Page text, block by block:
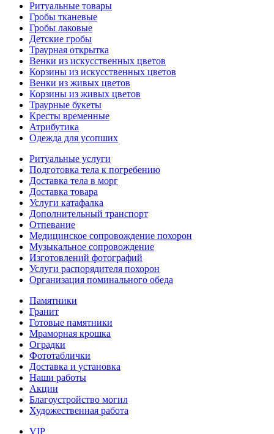
Ритуальные товары
Гробы тканевые
Гробы лаковые
Детские гробы
Траурная открытка
Венки из искусственных цветов
Корзины из искусственных цветов
Венки из живых цветов
Корзины из живых цветов
Траурные букеты
Кресты временные
Атрибутика
Одежда для усопших
Ритуальные услуги
Подготовка тела к погребению
Доставка тела в морг
Доставка товара
Услуги катафалка
Дополнительный транспорт
Отпевание
Медицинское сопровождение похорон
Музыкальное сопровождение
Изготовлений фотографий
Услуги распорядителя похорон
Организация поминального обеда
Памятники
Гранит
Готовые памятники
Мраморная крошка
Оградки
Фототаблички
Доставка и установка
Наши работы
Акции
Благоустройство могил
Художественная работа
VIP